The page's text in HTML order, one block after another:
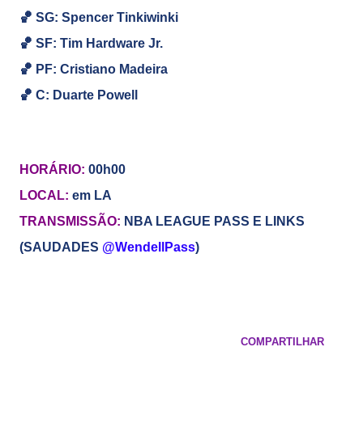
🏀 SG: Spencer Tinkiwinki
🏀 SF: Tim Hardware Jr.
🏀 PF: Cristiano Madeira
🏀 C: Duarte Powell
HORÁRIO: 00h00
LOCAL: em LA
TRANSMISSÃO: NBA LEAGUE PASS E LINKS
(SAUDADES @WendellPass)
COMPARTILHAR